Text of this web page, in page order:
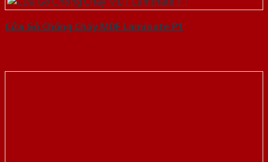
Cửa Gỗ Chống Cháy MDF Laminate P1